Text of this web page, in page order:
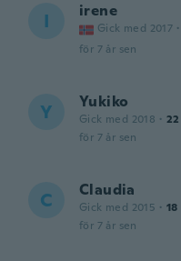
I irene
Gick med 2017 ·
för 7 år sen
Y Yukiko
Gick med 2018 · 22
för 7 år sen
C Claudia
Gick med 2015 · 18
för 7 år sen